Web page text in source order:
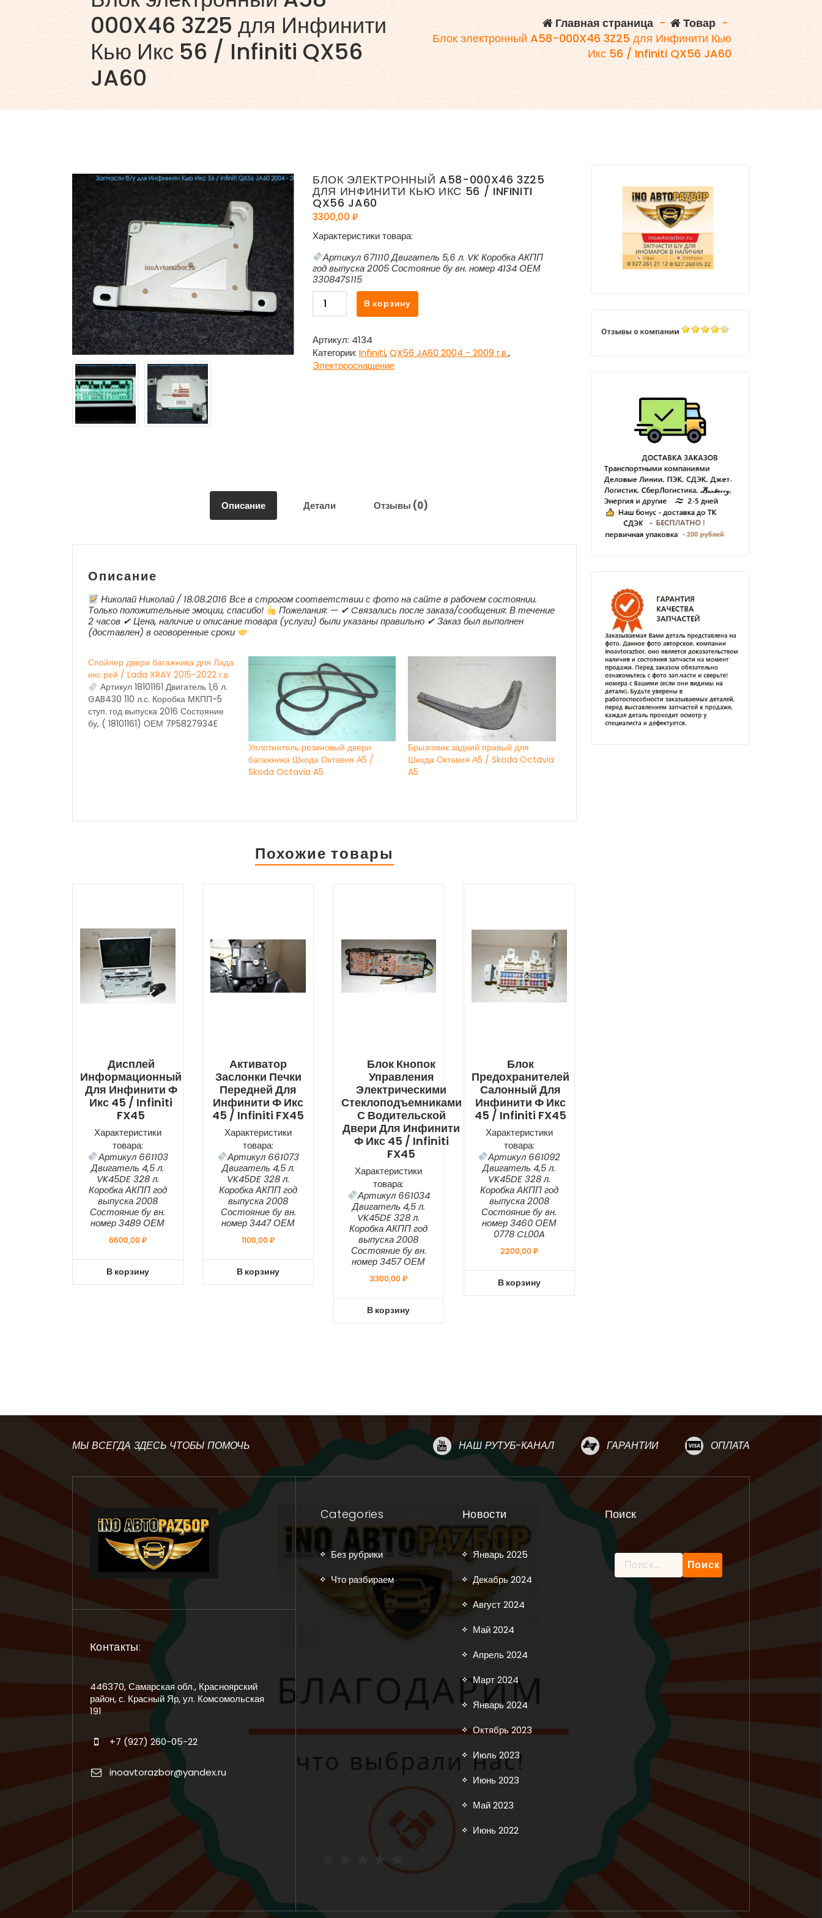
000X46 3Z25 для Инфинити
Кью Икс 56 / Infiniti QX56
JA60
Главная страница - Товар -
Блок электронный A58-000X46 3Z25 для Инфинити Кью
Икс 56 / Infiniti QX56 JA60
БЛОК ЭЛЕКТРОННЫЙ A58-000X46 3Z25
ДЛЯ ИНФИНИТИ КЬЮ ИКС 56 / INFINITI
QX56 JA60
3300,00 ₽
Характеристики товара:
Артикул 671110 Двигатель 5,6 л. VK Коробка АКПП
год выпуска 2005 Состояние бу вн. номер 4134 ОЕМ
330847S115
Количество
товара
электронный
A58-
000X46
3Z25
В корзину
Артикул: 4134
Категории: Infiniti,QX56 JA60 2004 - 2009 г.в.,
Электрооснащение
Описание Детали Отзывы (0)
Описание
Николай Николай / 18.08.2016 Все в строгом соответствии с фото на сайте в рабочем состоянии.
Только положительные эмоции, спасибо!
Пожелания: — ✔ Cвязались после заказа/сообщения: В течение
2 часов ✔ Цена, наличие и описание товара (услуги) были указаны правильно ✔ Заказ был выполнен
(доставлен) в оговоренные сроки
Спойлер двери багажника для Лада
икс рей / Lada XRAY 2015-2022 г.в.
Артикул 18101161 Двигатель 1,6 л.
GAB430 110 л.с. Коробка МКПП-5
ступ. год выпуска 2016 Состояние
бу, ( 18101161) ОЕМ 7P5827934E
Уплотнитель резиновый двери
багажника Шкода Октавия А5 /
Skoda Octavia A5
Брызговик задний правый для
Шкода Октавия А5 / Skoda Octavia
A5
Похожие товары
Дисплей
Информационный
Для Инфинити Ф
Икс 45 / Infiniti
FX45
Характеристики
товара:
Артикул 661103
Двигатель 4,5 л.
VK45DE 328 л.
Коробка АКПП год
выпуска 2008
Состояние бу вн.
номер 3489 ОЕМ
6600,00₽
В корзину
Активатор
Заслонки Печки
Передней Для
Инфинити Ф Икс
45 / Infiniti FX45
Характеристики
товара:
Артикул 661073
Двигатель 4,5 л.
VK45DE 328 л.
Коробка АКПП год
выпуска 2008
Состояние бу вн.
номер 3447 ОЕМ
1100,00₽
В корзину
Блок Кнопок
Управления
Электрическими
Стеклоподъемниками
С Водительской
Двери Для Инфинити
Ф Икс 45 / Infiniti
FX45
Характеристики
товара:
Артикул 661034
Двигатель 4,5 л.
VK45DE 328 л.
Коробка АКПП год
выпуска 2008
Состояние бу вн.
номер 3457 ОЕМ
3300,00₽
В корзину
Блок
Предохранителей
Салонный Для
Инфинити Ф Икс
45 / Infiniti FX45
Характеристики
товара:
Артикул 661092
Двигатель 4,5 л.
VK45DE 328 л.
Коробка АКПП год
выпуска 2008
Состояние бу вн.
номер 3460 ОЕМ
0778 CL00A
2200,00₽
В корзину
МЫ ВСЕГДА ЗДЕСЬ ЧТОБЫ ПОМОЧЬ НАШ РУТУБ-КАНАЛ ГАРАНТИИ ОПЛАТА
Контакты:
446370, Самарская обл., Красноярский
район, с. Красный Яр, ул. Комсомольская
191
+7 (927) 260-05-22
inoavtorazbor@yandex.ru
Categories
Без рубрики
Что разбираем
Новости
Январь 2025
Декабрь 2024
Август 2024
Май 2024
Апрель 2024
Март 2024
Январь 2024
Октябрь 2023
Июль 2023
Июнь 2023
Май 2023
Июнь 2022
Поиск
Найти:
Рейтинг: 5 из 5.